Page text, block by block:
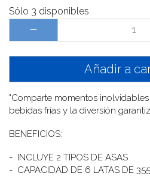
Sólo 3 disponibles
Añadir a
"Comparte momentos
bebidas frías y la diversión
BENEFICIOS:
- INCLUYE 2 TIPOS DE ASAS
- CAPACIDAD DE 6 LATAS DE